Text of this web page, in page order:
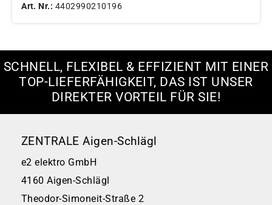
Art. Nr.: 4402990210196
SCHNELL, FLEXIBEL & EFFIZIENT MIT EINER
TOP-LIEFERFÄHIGKEIT, DAS IST UNSER
DIREKTER VORTEIL FÜR SIE!
ZENTRALE Aigen-Schlägl
e2 elektro GmbH
4160 Aigen-Schlägl
Theodor-Simoneit-Straße 2